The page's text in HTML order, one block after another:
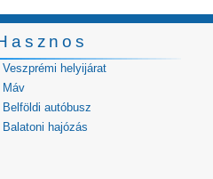
Veszprémi helyijárat
Máv
Belföldi autóbusz
Balatoni hajózás